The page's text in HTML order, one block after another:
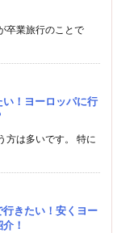
卒業旅行のことで
！ヨーロッパに行
方は多いです。 特に
きたい！安くヨー
！